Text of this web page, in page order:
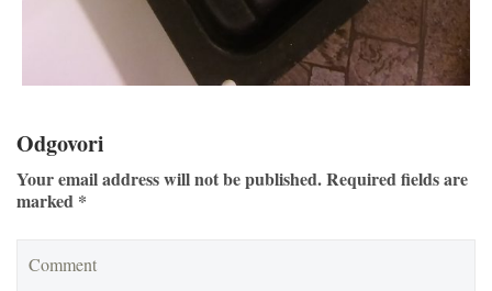
Odgovori
Your email address will not be published. Required fields are
marked *